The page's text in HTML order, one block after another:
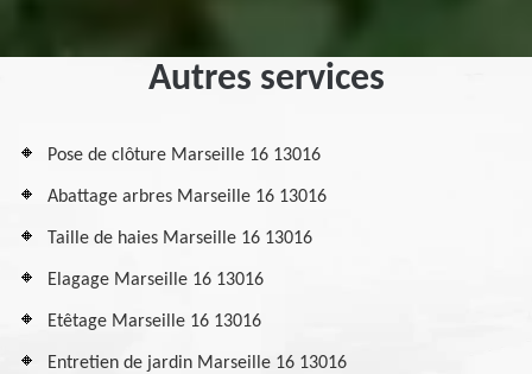
Autres services
Pose de clôture Marseille 16 13016
Abattage arbres Marseille 16 13016
Taille de haies Marseille 16 13016
Elagage Marseille 16 13016
Etêtage Marseille 16 13016
Entretien de jardin Marseille 16 13016